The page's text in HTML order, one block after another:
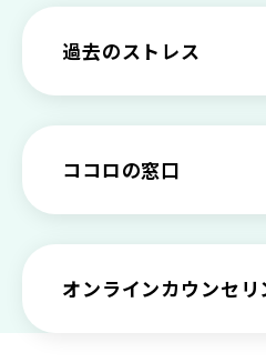
自分の人生を変えた
ば？ 人生に変化を
プを解説
自分が嫌い！ 好き
の特徴と対処法を解説
メンタルが弱い人と
「自分はダメ」って
恋愛依存かもしれな
ー関係がいつもうま
心理カウンセリング
る発展
いろいろあるカウン
カウンセリングは効
日本のメンタルヘ
や法律の歴史につい
精神科・心療内科・
い【選ぶ時のポイント
カウンセラーの収入
過去のストレス
死別の悲しみから
な対処方法
ペットロスとは？ ペ
状や対処法を解説
ココロの窓口
ココロの窓口とは
オンラインカウンセリ